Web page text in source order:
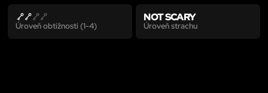
Úroveň obtížnosti (1-4)
NOT SCARY
Úroveň strachu